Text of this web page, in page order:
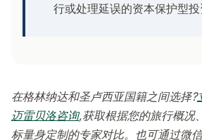
行或处理延误的资本保护型
在格林纳达和圣卢西亚国籍之间选择?
迈雷贝洛咨询,获取根据您的旅行概况
标量身定制的专家对比。也可通过微信